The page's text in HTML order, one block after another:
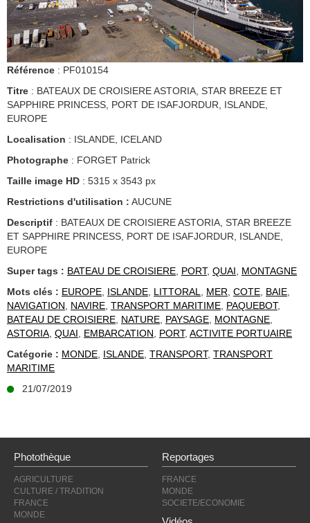
Référence : PF010154
Titre : BATEAUX DE CROISIERE ASTORIA, STAR BREEZE ET
SAPPHIRE PRINCESS, PORT DE ISAFJORDUR, ISLANDE,
EUROPE
Localisation : ISLANDE, ICELAND
Photographe : FORGET Patrick
Taille image HD : 5315 x 3543 px
Restrictions d'utilisation : AUCUNE
Descriptif : BATEAUX DE CROISIERE ASTORIA, STAR BREEZE
ET SAPPHIRE PRINCESS, PORT DE ISAFJORDUR, ISLANDE,
EUROPE
Super tags : BATEAU DE CROISIERE, PORT, QUAI, MONTAGNE
Mots clés : EUROPE, ISLANDE, LITTORAL, MER, COTE, BAIE,
NAVIGATION, NAVIRE, TRANSPORT MARITIME, PAQUEBOT,
BATEAU DE CROISIERE, NATURE, PAYSAGE, MONTAGNE,
ASTORIA, QUAI, EMBARCATION, PORT, ACTIVITE PORTUAIRE
Catégorie : MONDE, ISLANDE, TRANSPORT, TRANSPORT
MARITIME
21/07/2019
Photothèque
AGRICULTURE
CULTURE / TRADITION
FRANCE
MONDE
Reportages
FRANCE
MONDE
SOCIETE/ECONOMIE